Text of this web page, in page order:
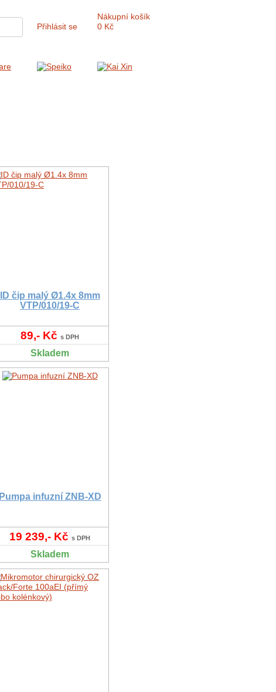
Přihlásit se
Nákupní košík
0 Kč
ID čip malý Ø1.4x 8mm
VTP/010/19-C
89,- Kč s DPH
Skladem
Pumpa infuzní ZNB-XD
19 239,- Kč s DPH
Skladem